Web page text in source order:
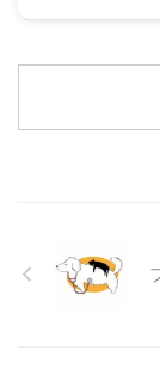
る ...
み物であるコーヒ
って非常に危険な
に現れる症状や、
応急処置、そして